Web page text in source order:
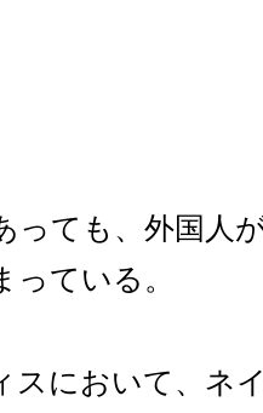
っても、外国人
ている。
スにおいて、ネ